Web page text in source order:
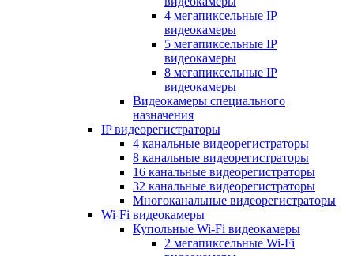
4 мегапиксельные IP
видеокамеры
5 мегапиксельные IP
видеокамеры
8 мегапиксельные IP
видеокамеры
Видеокамеры специального
назначения
IP видеорегистраторы
4 канальные видеорегистраторы
8 канальные видеорегистраторы
16 канальные видеорегистраторы
32 канальные видеорегистраторы
Многоканальные видеорегистраторы
Wi-Fi видеокамеры
Купольные Wi-Fi видеокамеры
2 мегапиксельные Wi-Fi